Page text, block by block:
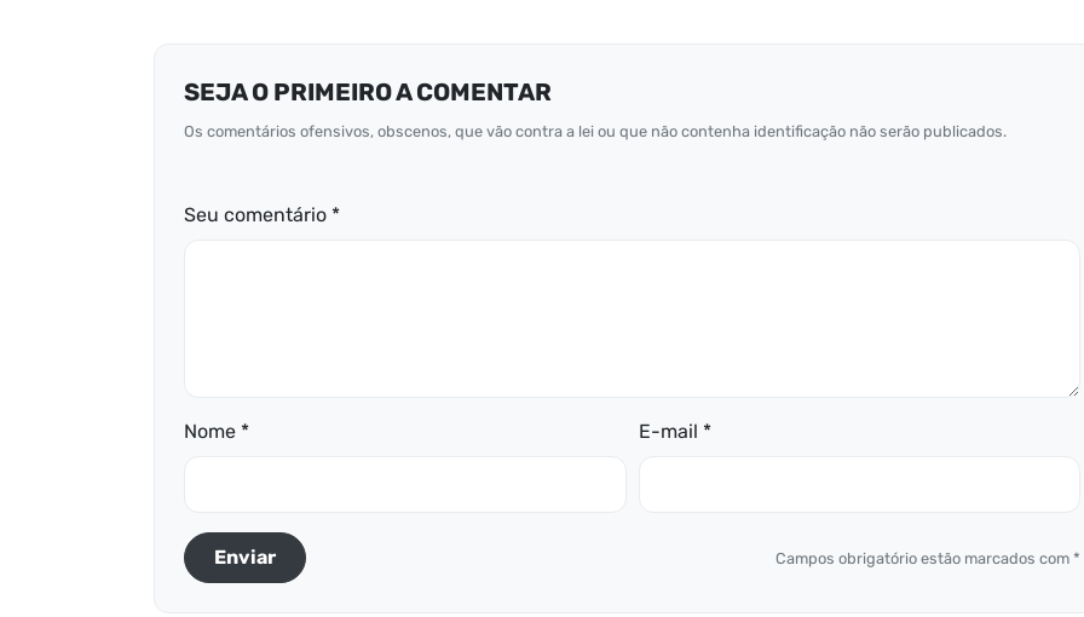
SEJA O PRIMEIRO A COMENTAR
Os comentários ofensivos, obscenos, que vão contra a lei ou que não contenha identificação não serão publicados.
Seu comentário *
Nome * E-mail *
Enviar Campos obrigatório estão marcados com *